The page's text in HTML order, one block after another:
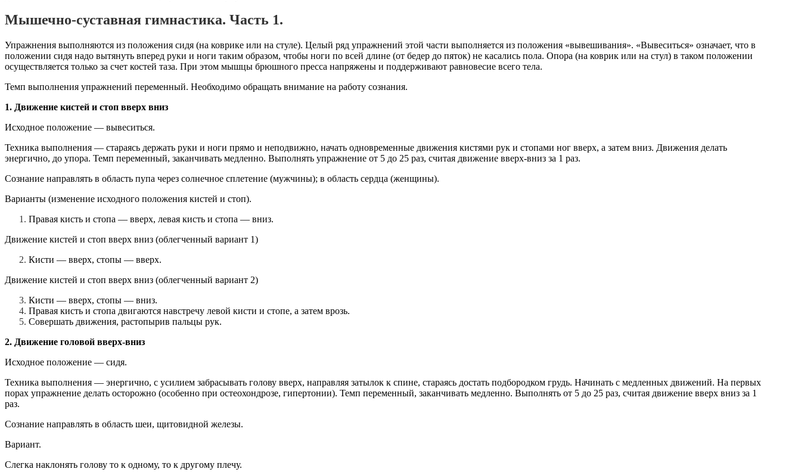
Мышечно-суставная гимнастика. Часть 1.
Упражнения выполняются из положения сидя (на коврике или на стуле). Целый ряд упражнений этой части выполняется из положения «вывешивания». «Вывеситься» означает, что в
положении сидя надо вытянуть вперед руки и ноги таким образом, чтобы ноги по всей длине (от бедер до пяток) не касались пола. Опора (на коврик или на стул) в таком положении
осуществляется только за счет костей таза. При этом мышцы брюшного пресса напряжены и поддерживают равновесие всего тела.
Темп выполнения упражнений переменный. Необходимо обращать внимание на работу сознания.
1. Движение кистей и стоп вверх вниз
Исходное положение — вывеситься.
Техника выполнения — стараясь держать руки и ноги прямо и неподвижно, начать одновременные движения кистями рук и стопами ног вверх, а затем вниз. Движения делать
энергично, до упора. Темп переменный, заканчивать медленно. Выполнять упражнение от 5 до 25 раз, считая движение вверх-вниз за 1 раз.
Сознание направлять в область пупа через солнечное сплетение (мужчины); в область сердца (женщины).
Варианты (изменение исходного положения кистей и стоп).
Правая кисть и стопа — вверх, левая кисть и стопа — вниз.
Движение кистей и стоп вверх вниз (облегченный вариант 1)
Кисти — вверх, стопы — вверх.
Движение кистей и стоп вверх вниз (облегченный вариант 2)
Кисти — вверх, стопы — вниз.
Правая кисть и стопа двигаются навстречу левой кисти и стопе, а затем врозь.
Совершать движения, растопырив пальцы рук.
2. Движение головой вверх-вниз
Исходное положение — сидя.
Техника выполнения — энергично, с усилием забрасывать голову вверх, направляя затылок к спине, стараясь достать подбородком грудь. Начинать с медленных движений. На первых
порах упражнение делать осторожно (особенно при остеохондрозе, гипертонии). Темп переменный, заканчивать медленно. Выполнять от 5 до 25 раз, считая движение вверх вниз за 1
раз.
Сознание направлять в область шеи, щитовидной железы.
Вариант.
Слегка наклонять голову то к одному, то к другому плечу.